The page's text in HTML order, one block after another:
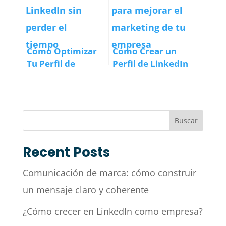
Cómo Optimizar
Tu Perfil de
Cómo Crear un
Perfil de LinkedIn
Desarrollo
Buscar
Recent Posts
Comunicación de marca: cómo construir
un mensaje claro y coherente
¿Cómo crecer en LinkedIn como empresa?